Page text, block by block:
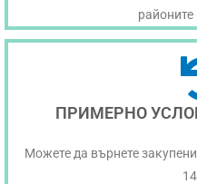
ПРИМЕРНО
Можете да върнете